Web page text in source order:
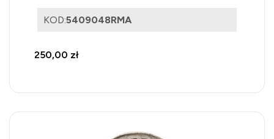
KOD:5409048RMA
250,00 zł